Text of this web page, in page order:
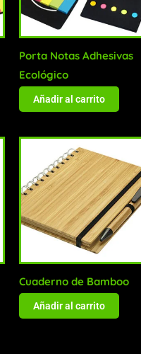
Porta Notas Adhesivas
Ecológico
Añadir al carrito
Cuaderno de Bamboo
Añadir al carrito